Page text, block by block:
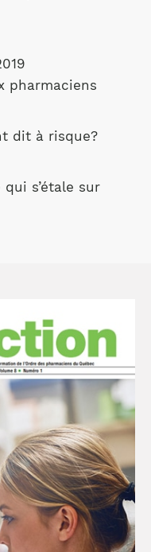
pharmaciens
dit à risque?
s’étale sur